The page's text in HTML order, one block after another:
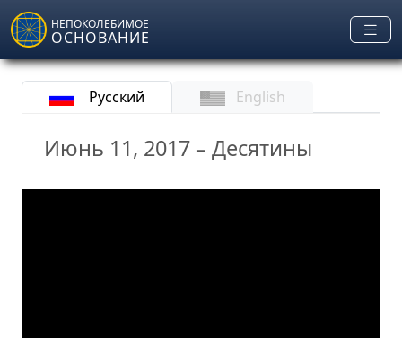
Skip to main content
НЕПОКОЛЕБИМОЕ
ОСНОВАНИЕ
Русский English
Июнь 11, 2017 – Десятины